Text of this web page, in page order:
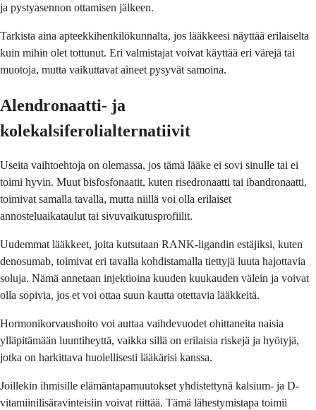
ja pystyasennon ottamisen jälkeen.
Tarkista aina apteekkihenkilökunnalta, jos lääkkeesi näyttää erilaiselta
kuin mihin olet tottunut. Eri valmistajat voivat käyttää eri värejä tai
muotoja, mutta vaikuttavat aineet pysyvät samoina.
Alendronaatti- ja
kolekalsiferolialternatiivit
Useita vaihtoehtoja on olemassa, jos tämä lääke ei sovi sinulle tai ei
toimi hyvin. Muut bisfosfonaatit, kuten risedronaatti tai ibandronaatti,
toimivat samalla tavalla, mutta niillä voi olla erilaiset
annosteluaikataulut tai sivuvaikutusprofiilit.
Uudemmat lääkkeet, joita kutsutaan RANK-ligandin estäjiksi, kuten
denosumab, toimivat eri tavalla kohdistamalla tiettyjä luuta hajottavia
soluja. Nämä annetaan injektioina kuuden kuukauden välein ja voivat
olla sopivia, jos et voi ottaa suun kautta otettavia lääkkeitä.
Hormonikorvaushoito voi auttaa vaihdevuodet ohittaneita naisia
ylläpitämään luuntiheyttä, vaikka sillä on erilaisia riskejä ja hyötyjä,
jotka on harkittava huolellisesti lääkärisi kanssa.
Joillekin ihmisille elämäntapamuutokset yhdistettynä kalsium- ja D-
vitamiinilisäravinteisiin voivat riittää. Tämä lähestymistapa toimii